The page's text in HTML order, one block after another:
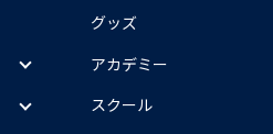
グッズ
アカデミー
スクール